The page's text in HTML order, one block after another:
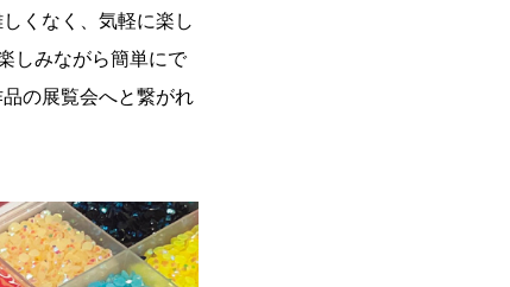
くなく、気軽に楽し
しみながら簡単にで
の展覧会へと繋がれ